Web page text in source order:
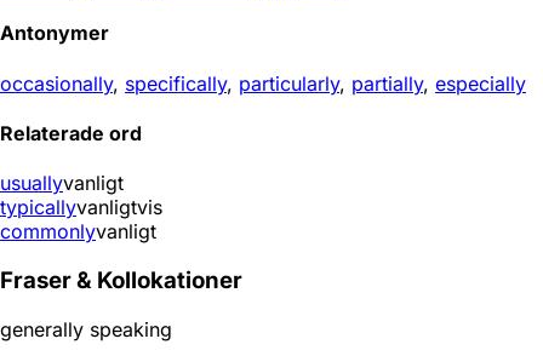
Antonymer
occasionally, specifically, particularly, partially, especially
Relaterade ord
usuallyvanligt
typicallyvanligtvis
commonlyvanligt
Fraser & Kollokationer
generally speaking